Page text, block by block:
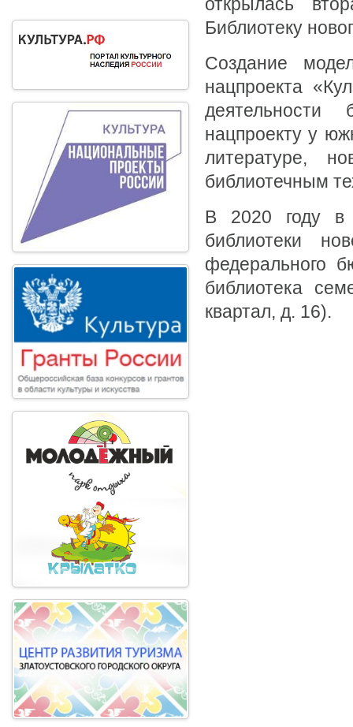
открылась
Библиотеку
Создание
нацпроекта
деятельности
нацпроекту у
литературе,
библиотечным
В 2020 году в
библиотеки
федерального
библиотека
квартал, д. 16).